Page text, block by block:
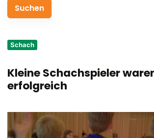
Schach
Kleine Schachspieler
erfolgreich
Verantwortung
Aus- und Fortbildungen
Kontakt
Bundessportfest '26
DJK Sportjugend